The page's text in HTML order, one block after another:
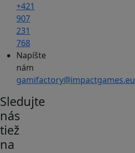
+421
907
231
768
Napíšte
nám
gamifactory@impactgames.eu
Sledujte
nás
tiež
na